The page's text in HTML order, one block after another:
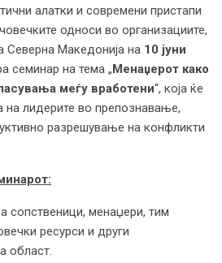
алатки и современи пристапи
односи во организациите,
Северна Македонија на 10 јуни
семинар на тема „Менаџерот како
меѓу вработени“, која ќе
на лидерите во препознавање,
разрешување на конфликти
сопственици, менаџери, тим
ресурси и други
област.